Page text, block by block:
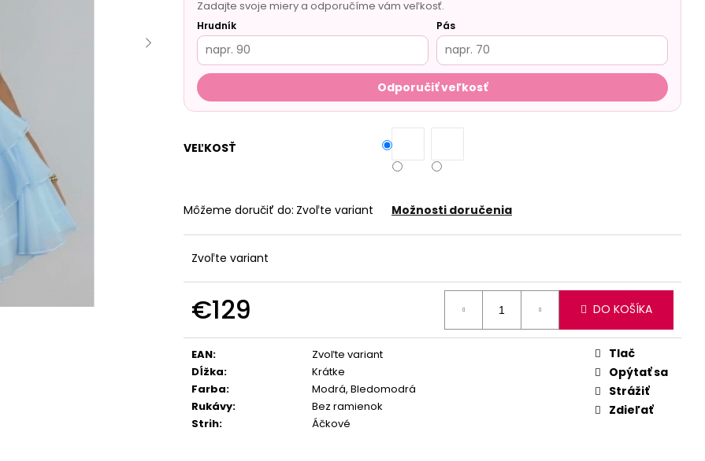
Zadajte svoje miery a odporučíme vám veľkosť.
Hrudník Pás
Odporučiť veľkosť
VEĽKOSŤ
Môžeme doručiť do: Zvoľte variant Možnosti doručenia
Zvoľte variant
€129
cena:
DO KOŠÍKA
EAN:
Zvoľte variant
Dĺžka:
Krátke
Farba:
Modrá, Bledomodrá
Rukávy:
Bez ramienok
Strih: Áčkové
Tlač
Opýtať sa
Strážiť
Zdieľať